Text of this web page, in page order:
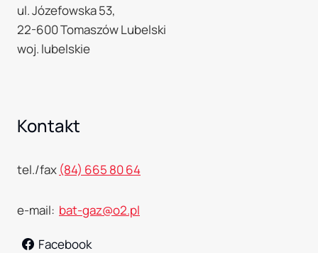
ul. Józefowska 53,
22-600 Tomaszów Lubelski
woj. lubelskie
Kontakt
tel./fax (84) 665 80 64
e-mail: bat-gaz@o2.pl
Facebook